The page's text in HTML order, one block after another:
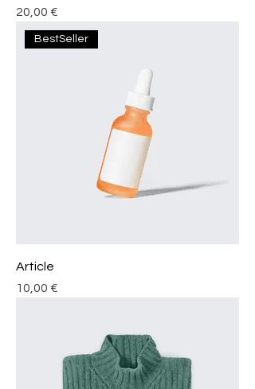
Prix
20,00 €
BestSeller
Article
Prix
10,00 €